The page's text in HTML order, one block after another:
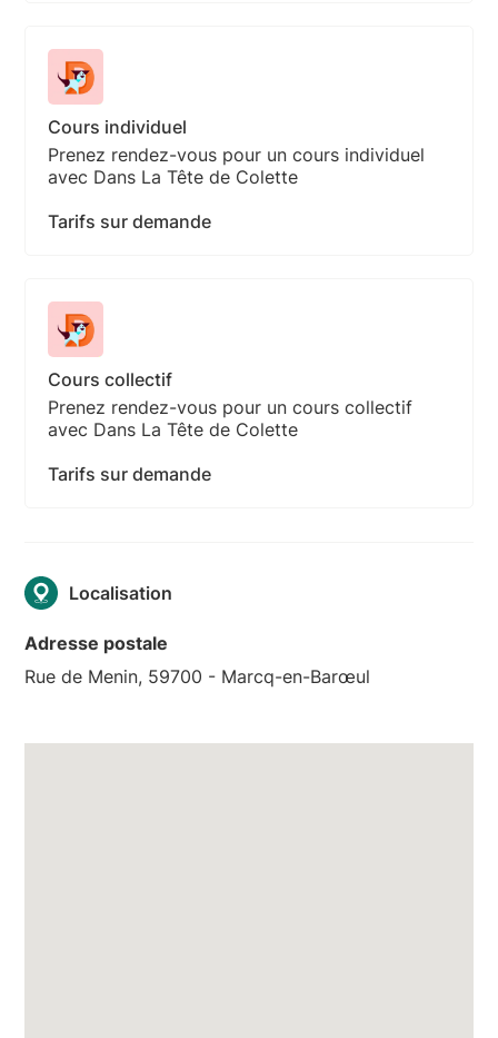
Cours individuel
Prenez rendez-vous pour un cours individuel
avec Dans La Tête de Colette
Tarifs sur demande
Cours collectif
Prenez rendez-vous pour un cours collectif
avec Dans La Tête de Colette
Tarifs sur demande
Localisation
Adresse postale
Rue de Menin, 59700 - Marcq-en-Barœul